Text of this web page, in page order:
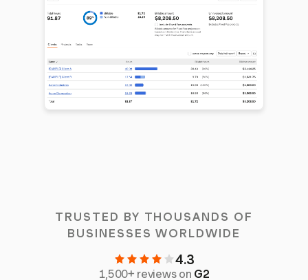
TRUSTED BY THOUSANDS OF
BUSINESSES WORLDWIDE
4.3
1,500+ reviews on G2